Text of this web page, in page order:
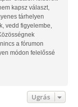
kapsz választ,
tárhelyen
vedd figyelembe,
a fórumon
módon felelőssé
Ugrás